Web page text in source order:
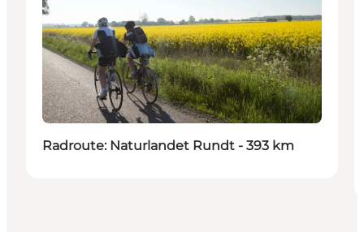
Radroute: Naturlandet Rundt - 393 km